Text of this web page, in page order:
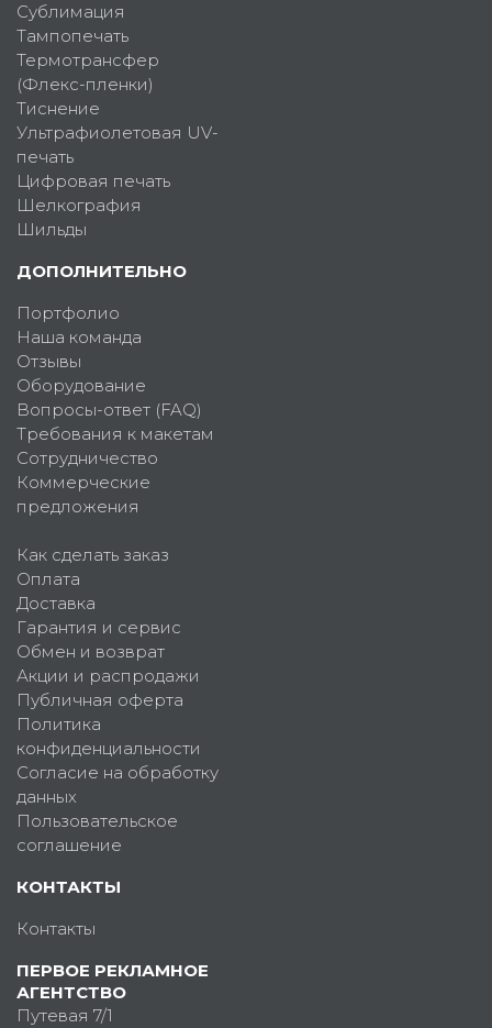
Сублимация
Тампопечать
Термотрансфер
(Флекс-пленки)
Тиснение
Ультрафиолетовая UV-
печать
Цифровая печать
Шелкография
Шильды
ДОПОЛНИТЕЛЬНО
Портфолио
Наша команда
Отзывы
Оборудование
Вопросы-ответ (FAQ)
Требования к макетам
Сотрудничество
Коммерческие
предложения
Как сделать заказ
Оплата
Доставка
Гарантия и сервис
Обмен и возврат
Акции и распродажи
Публичная оферта
Политика
конфиденциальности
Согласие на обработку
данных
Пользовательское
соглашение
КОНТАКТЫ
Контакты
ПЕРВОЕ РЕКЛАМНОЕ
АГЕНТСТВО
Путевая 7/1